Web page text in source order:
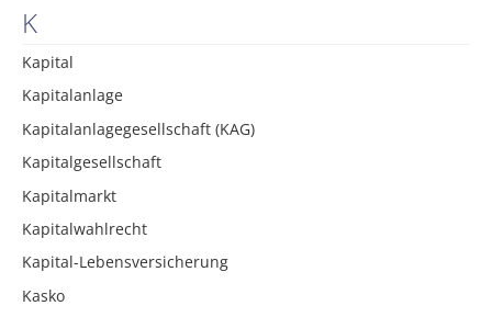
K
Kapital
Kapitalanlage
Kapitalanlagegesellschaft (KAG)
Kapitalgesellschaft
Kapitalmarkt
Kapitalwahlrecht
Kapital-Lebensversicherung
Kasko